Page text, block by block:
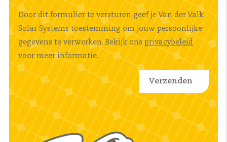
Door dit formulier te versturen geef je Van der Valk
Solar Systems toestemming om jouw persoonlijke
gegevens te verwerken. Bekijk onsprivacybeleid
voor meer informatie.